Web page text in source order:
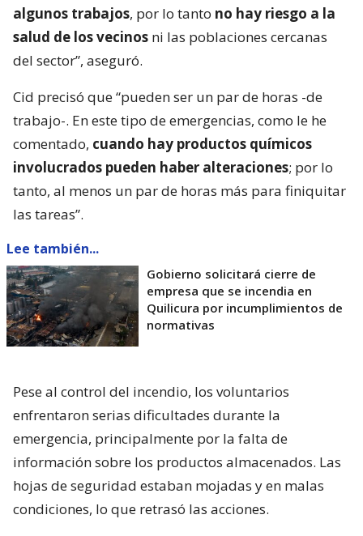
algunos trabajos, por lo tanto no hay riesgo a la
salud de los vecinos ni las poblaciones cercanas
del sector”, aseguró.
Cid precisó que “pueden ser un par de horas -de
trabajo-. En este tipo de emergencias, como le he
comentado, cuando hay productos químicos
involucrados pueden haber alteraciones; por lo
tanto, al menos un par de horas más para finiquitar
las tareas”.
Lee también...
Gobierno solicitará cierre de
empresa que se incendia en
Quilicura por incumplimientos de
normativas
Pese al control del incendio, los voluntarios
enfrentaron serias dificultades durante la
emergencia, principalmente por la falta de
información sobre los productos almacenados. Las
hojas de seguridad estaban mojadas y en malas
condiciones, lo que retrasó las acciones.